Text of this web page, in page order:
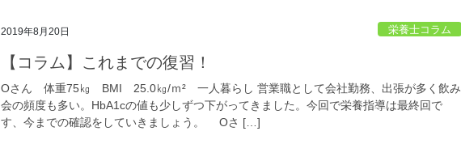
2019年8月20日 栄養士コラム
【コラム】これまでの復習！
Oさん 体重75㎏ BMI 25.0㎏/ｍ² 一人暮らし 営業職として会社勤務、出張が多く飲み
会の頻度も多い。HbA1cの値も少しずつ下がってきました。今回で栄養指導は最終回で
す、今までの確認をしていきましょう。 Oさ […]